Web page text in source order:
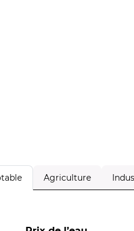
Agriculture